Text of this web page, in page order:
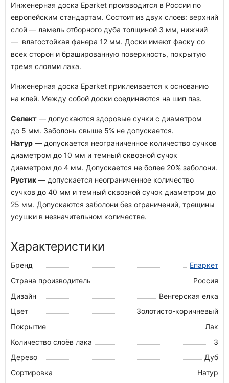
Инженерная доска Eparket производится в России по
европейским стандартам. Состоит из двух слоев: верхний
слой — ламель отборного дуба толщиной 3 мм, нижний
— влагостойкая фанера 12 мм. Доски имеют фаску со
всех сторон и брашированную поверхность, покрытую
тремя слоями лака.
Инженерная доска Eparket приклеивается к основанию
на клей. Между собой доски соединяются на шип паз.
Селект — допускаются здоровые сучки с диаметром
до 5 мм. Заболонь свыше 5% не допускается.
Натур — допускается неограниченное количество сучков
диаметром до 10 мм и темный сквозной сучок
диаметром до 4 мм. Допускается не более 20% заболони.
Рустик — допускается неограниченное количество
сучков до 40 мм и темный сквозной сучок диаметром до
25 мм. Допускаются заболони без ограничений, трещины
усушки в незначительном количестве.
Характеристики
Бренд
Епаркет
Страна производитель
Россия
Дизайн
Венгерская елка
Цвет
Золотисто-коричневый
Покрытие
Лак
Количество слоёв лака
3
Дерево
Дуб
Сортировка
Натур